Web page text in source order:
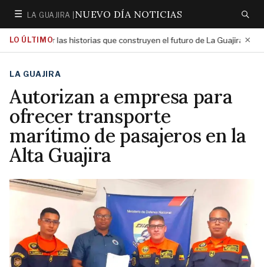
☰
Secciones
LA GUAJIRA | NUEVO DÍA NOTICIAS Buscar
LO ÚLTIMO
exaltar las historias que construyen el futuro de La Guajira5:01 PM
×
LA GUAJIRA
Autorizan a empresa para
ofrecer transporte
marítimo de pasajeros en la
Alta Guajira